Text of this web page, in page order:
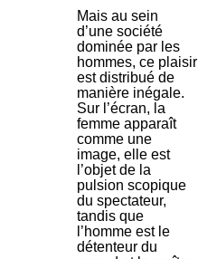
Mais au sein
d’une société
dominée par les
hommes, ce plaisir
est distribué de
manière inégale.
Sur l’écran, la
femme apparaît
comme une
image, elle est
l’objet de la
pulsion scopique
du spectateur,
tandis que
l’homme est le
détenteur du